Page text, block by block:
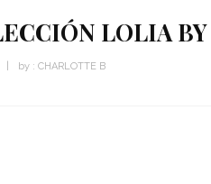
LOLIA
by : CHARLOTTE B